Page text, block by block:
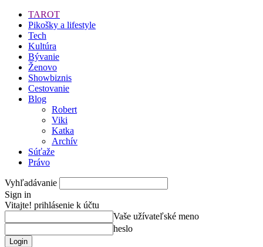
TAROT
Pikošky a lifestyle
Tech
Kultúra
Bývanie
Ženovo
Showbiznis
Cestovanie
Blog
Robert
Viki
Katka
Archív
Súťaže
Právo
Vyhľadávanie
Sign in
Vitajte! prihlásenie k účtu
Vaše užívateľské meno
heslo